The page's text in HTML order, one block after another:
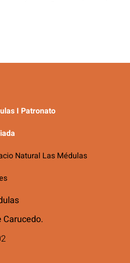
I Patronato
Natural Las Médulas
Carucedo.